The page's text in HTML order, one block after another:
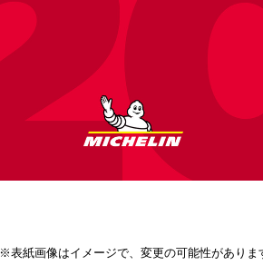
※表紙画像はイメージで、変更の可能性がありま